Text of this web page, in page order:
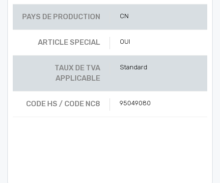
PAYS DE PRODUCTION CN
ARTICLE SPECIAL OUI
TAUX DE TVA
APPLICABLE
Standard
CODE HS / CODE NC8 95049080